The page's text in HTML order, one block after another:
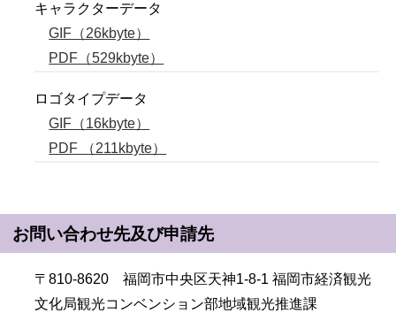
キャラクターデータ
GIF（26kbyte）
PDF（529kbyte）
ロゴタイプデータ
GIF（16kbyte）
PDF （211kbyte）
お問い合わせ先及び申請先
〒810-8620 福岡市中央区天神1-8-1 福岡市経済観光
文化局観光コンベンション部地域観光推進課